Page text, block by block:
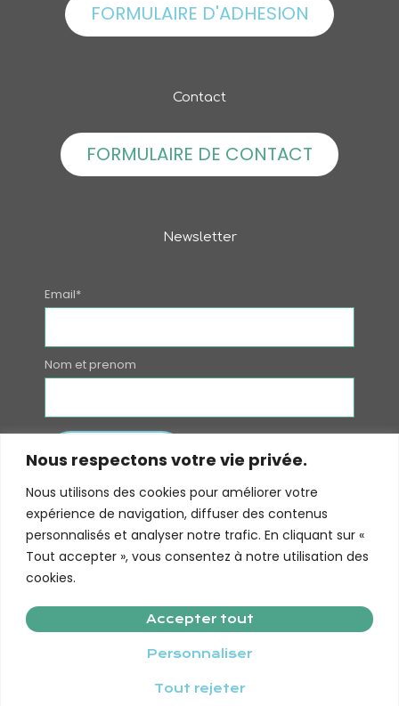
Nous respectons votre vie privée.
Nous utilisons des cookies pour améliorer votre
expérience de navigation, diffuser des contenus
personnalisés et analyser notre trafic. En cliquant sur «
Tout accepter », vous consentez à notre utilisation des
cookies.
Personnaliser
Tout rejeter
Accepter tout
FORMULAIRE D'ADHESION
Contact
FORMULAIRE DE CONTACT
Newsletter
Email*
Nom et prenom
© 2022 Tous droits réservés - Association CPTS Val de
Seine.